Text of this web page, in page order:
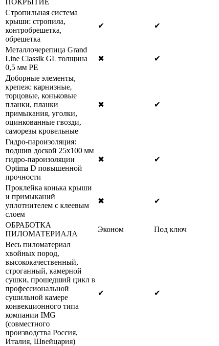
Стропильная система
крыши: стропила,
контробрешетка,
обрешетка
✔ ✔
Металлочерепица Grand
Line Classik GL толщина
0,5 мм РЕ
✖ ✔
Доборные элементы,
крепеж: карнизные,
торцовые, коньковые
планки, планки
примыкания, уголки,
оцинкованные гвозди,
саморезы кровельные
✖ ✔
Гидро-пароизоляция:
подшив доской 25х100 мм
гидро-пароизоляции
Optima D повышенной
прочности
✖ ✔
Проклейка конька крыши
и примыканий
уплотнителем с клеевым
слоем
✖ ✔
ОБРАБОТКА
ПИЛОМАТЕРИАЛА
Эконом
Под ключ
Весь пиломатериал
хвойных пород,
высококачественный,
строганный, камерной
сушки, прошедший цикл в
профессиональной
сушильной камере
конвекционного типа
компании IMG
(совместного
производства Россия,
Италия, Швейцария)
✔ ✔